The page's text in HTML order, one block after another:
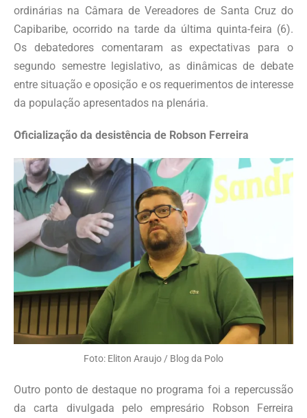
ordinárias na Câmara de Vereadores de Santa Cruz do
Capibaribe, ocorrido na tarde da última quinta-feira (6).
Os debatedores comentaram as expectativas para o
segundo semestre legislativo, as dinâmicas de debate
entre situação e oposição e os requerimentos de interesse
da população apresentados na plenária.
Oficialização da desistência de Robson Ferreira
Foto: Eliton Araujo / Blog da Polo
Outro ponto de destaque no programa foi a repercussão
da carta divulgada pelo empresário Robson Ferreira